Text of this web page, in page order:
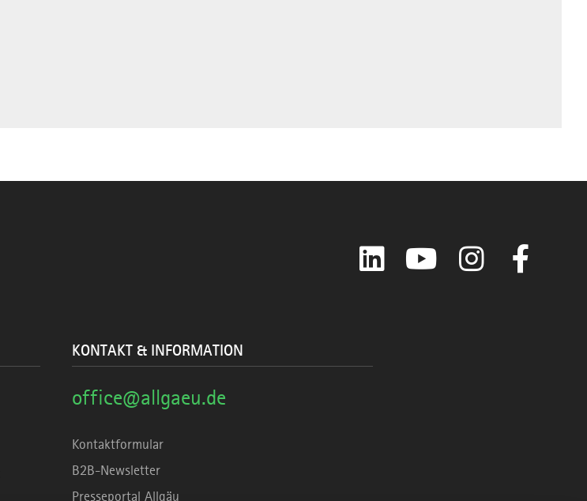
LinkedIn YouTube Instagram
KONTAKT & INFORMATION
office@allgaeu.de
Kontaktformular
B2B-Newsletter
Presseportal Allgäu